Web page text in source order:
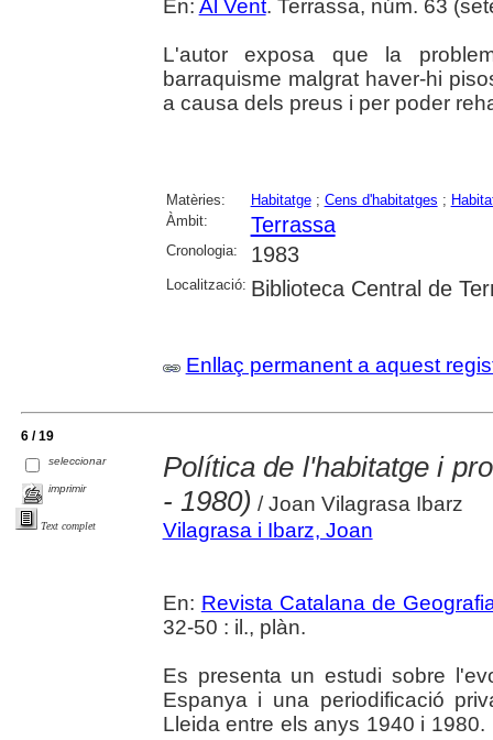
En: Al Vent. Terrassa, núm. 63
L'autor exposa que la
barraquisme malgrat haver-hi
a causa dels preus i per poder
Matèries: Habitatge; Cens d'habitatges ;
Àmbit:
Terrassa
Cronologia: 1983
Localització: Biblioteca Central de
Enllaç permanent a aquest
6 / 19
seleccionar
imprimir
Text complet
Política de l'habitatge i
- 1980) / Joan Vilagrasa Ibarz
Vilagrasa i Ibarz, Joan
En: Revista Catalana de
32-50 : il., plàn.
Es presenta un estudi sobre
Espanya i una periodificació
Lleida entre els anys 1940 i